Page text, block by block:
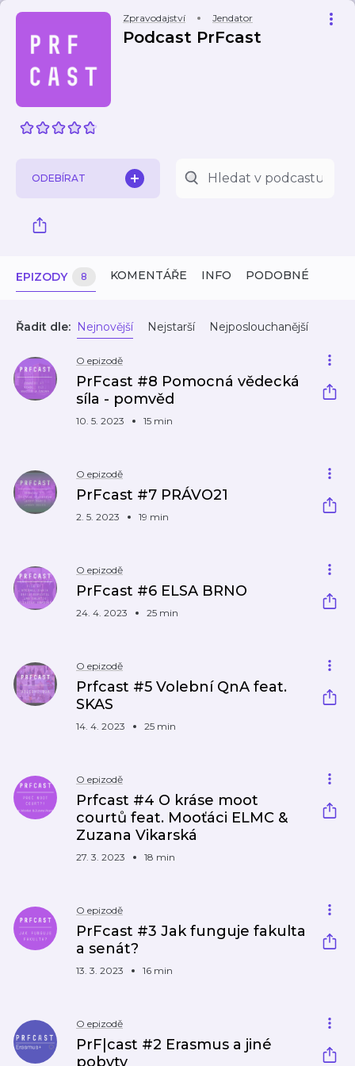
Zpravodajství Jendator
Podcast PrFcast
ODEBÍRAT
EPIZODY 8 KOMENTÁŘE INFO PODOBNÉ
Řadit dle: Nejnovější Nejstarší Nejposlouchanější
O epizodě
PrFcast #8 Pomocná vědecká
síla - pomvěd
10. 5. 2023 15 min
O epizodě
PrFcast #7 PRÁVO21
2. 5. 2023 19 min
O epizodě
PrFcast #6 ELSA BRNO
24. 4. 2023 25 min
O epizodě
Prfcast #5 Volební QnA feat.
SKAS
14. 4. 2023 25 min
O epizodě
Prfcast #4 O kráse moot
courtů feat. Mooťáci ELMC &
Zuzana Vikarská
27. 3. 2023 18 min
O epizodě
PrFcast #3 Jak funguje fakulta
a senát?
13. 3. 2023 16 min
O epizodě
PrF|cast #2 Erasmus a jiné
pobyty